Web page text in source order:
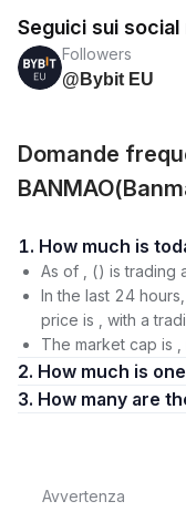
Seguici sui social
Followers
@Bybit EU
Domande
1. How
As of , () is trading
In the last 24
price is , with a
The market cap is
2. How much is
3. How many
Avvertenza